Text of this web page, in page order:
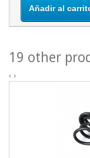
Añadir al
19 other
‹ ›